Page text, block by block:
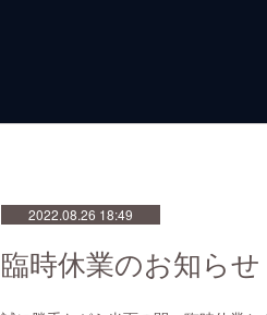
2022.08.26 18:49
臨時休業のお知らせ